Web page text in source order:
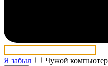
Я забыл Чужой компьютер